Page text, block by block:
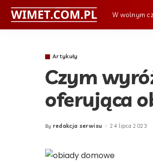
W wolnym
Artykuły
Czym
oferująca
Posted
By redakcja serwisu 24 lipca 2023